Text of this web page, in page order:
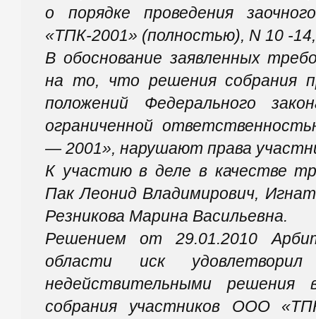
о порядке проведения
«ТПК-2001» (полностью), N 10 -
В обоснование заявленных
на то, что решения собрания
положений Федерального
ограниченной
— 2001», нарушают права
К участию в деле в качестве
Пак Леонид Владимирович,
Резникова Марина Васильевна.
Решением от 29.01.2010
области иск
недействительными решения
собрания участников ООО